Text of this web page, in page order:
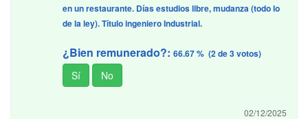
en un restaurante. Días estudios libre, mudanza (todo lo
de la ley). Título ingeniero Industrial.
¿Bien remunerado?: 66.67 % (2 de 3 votos)
02/12/2025